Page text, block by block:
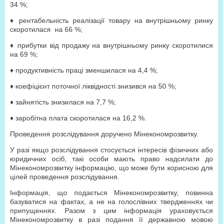
34 %;
♦ рентабельність реалізації товару на внутрішньому ринку
скоротилася на 66 %;
♦ прибутки від продажу на внутрішньому ринку скоротилися
на 69 %;
♦ продуктивність праці зменшилася на 4,4 %;
♦ коефіцієнт поточної ліквідності знизився на 50 %;
♦ зайнятість знизилася на 7,7 %;
♦ заробітна плата скоротилася на 16,2 %.
Проведення розслідування доручено Мінекономрозвитку.
У разі якщо розслідування стосується інтересів фізичних або
юридичних осіб, такі особи мають право надсилати до
Мінекономрозвитку інформацію, що може бути корисною для
цілей проведення розслідування.
Інформація, що подається Мінекономрозвитку, повинна
базуватися на фактах, а не на голослівних твердженнях чи
припущеннях. Разом з цим інформація ураховується
Мінекономрозвитку в разі подання її державною мовою